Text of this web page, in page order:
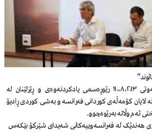
رۆژی یەکشەممە رێکەوتی ١١،٠٨،٢٠١٣ رێوڕەسمی یادکردنەوەی و ڕێزلێنان لە
لایان کۆمەڵەی کوردانی فەرانسە و بەشی کوردی ڕادیۆ
ئەم وڵاتە بەرێوەچوو.
هەندێک لە فەرانسەوییەکانی شەیدای شێرکۆ بێکەس